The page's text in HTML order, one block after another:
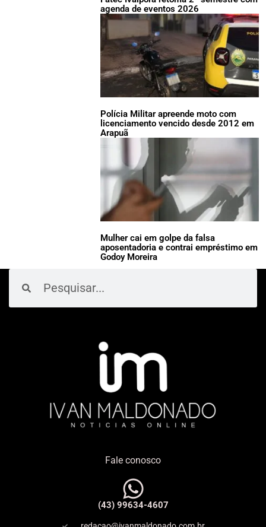
agenda de eventos 2026
Polícia Militar apreende moto com
licenciamento vencido desde 2012 em
Arapuã
Mulher cai em golpe da falsa
aposentadoria e contrai empréstimo em
Godoy Moreira
Fale conosco
(43) 99634-4607